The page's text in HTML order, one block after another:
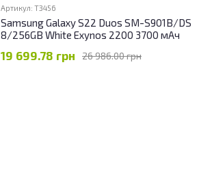
Артикул: T3456
Samsung Galaxy S22 Duos SM-S901B/DS
8/256GB White Exynos 2200 3700 мАч
26 986.00 грн
19 699.78 грн